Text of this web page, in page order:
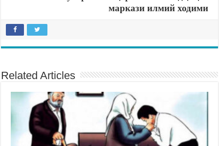
маркази илмий ходими
Related Articles